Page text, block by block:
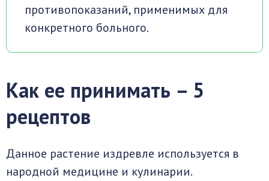
противопоказаний, применимых для
конкретного больного.
Как ее принимать – 5
рецептов
Данное растение издревле используется в
народной медицине и кулинарии.